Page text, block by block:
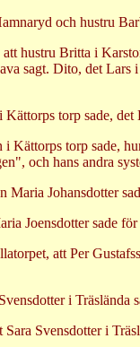
och hustru
hustru Britta i
sagt. Dito, det
torp sade,
Kättorps torp sade,
och hans andra
Maria Johansdotter
Joensdotter sade
att Per
i
Svensdotter i